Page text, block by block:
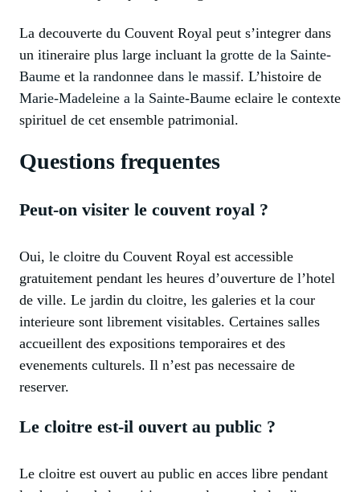
La decouverte du Couvent Royal peut s’integrer dans
un itineraire plus large incluant la grotte de la Sainte-
Baume et la randonnee dans le massif. L’histoire de
Marie-Madeleine a la Sainte-Baume eclaire le contexte
spirituel de cet ensemble patrimonial.
Questions frequentes
Peut-on visiter le couvent royal ?
Oui, le cloitre du Couvent Royal est accessible
gratuitement pendant les heures d’ouverture de l’hotel
de ville. Le jardin du cloitre, les galeries et la cour
interieure sont librement visitables. Certaines salles
accueillent des expositions temporaires et des
evenements culturels. Il n’est pas necessaire de
reserver.
Le cloitre est-il ouvert au public ?
Le cloitre est ouvert au public en acces libre pendant